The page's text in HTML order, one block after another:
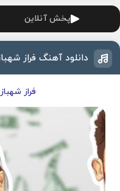
پخش آنلاین
دانلود آهنگ فراز
فراز